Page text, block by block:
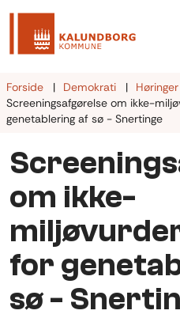
Forside Demokrati
Screeningsafgørelse om ikke-
genetablering af sø - Snertinge
om ikke-
for
sø -